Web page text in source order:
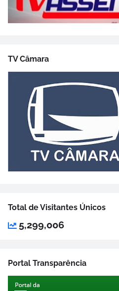
TV Câmara
Total de Visitantes Únicos
5,299,006
Portal Transparência